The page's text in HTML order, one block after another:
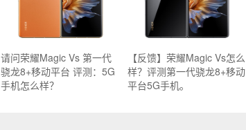
请问荣耀Magic Vs 第一代
骁龙8+移动平台 评测：5G
手机怎么样？
【反馈】荣耀Magic Vs怎么
样？评测第一代骁龙8+移动
平台5G手机。